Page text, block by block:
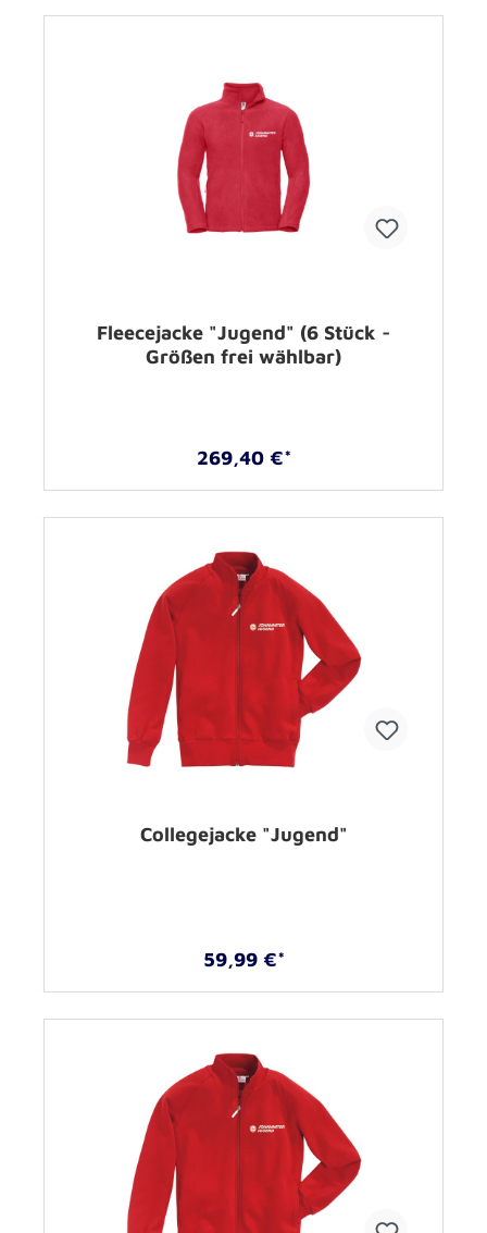
Fleecejacke "Jugend" (6 Stück -
Größen frei wählbar)
269,40 €*
Collegejacke "Jugend"
59,99 €*